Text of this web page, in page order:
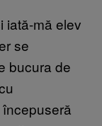
iată-mă elev
se
bucura de